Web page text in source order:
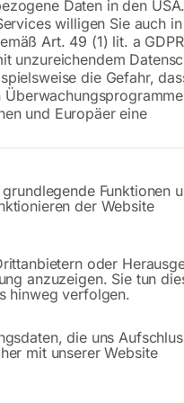
Kostenloser Versand
Standard (Österreich):
Sie: Die Versandkosten
In den
Sie haben
Daten in den
willigen Sie auch
Art. 49 (1) lit. a
unzureichendem
die Gefahr,
und Europäer eine
eine Einwilligung erteilt
Funktionen
der Website
oder
anzuzeigen. Sie tun
hinweg verfolgen.
die uns
mit unserer Website